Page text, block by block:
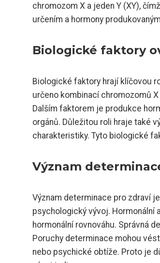
chromozom X a jeden Y (XY),
určením a hormony
Biologické faktory
Biologické faktory hrají klíčovou
určeno kombinací chromozomů
Dalším faktorem je produkce
orgánů. Důležitou roli hraje také
charakteristiky. Tyto biologické
Význam
Význam determinace pro zdraví
psychologický vývoj.
hormonální rovnováhu. Správná
Poruchy determinace mohou
nebo psychické obtíže. Proto je